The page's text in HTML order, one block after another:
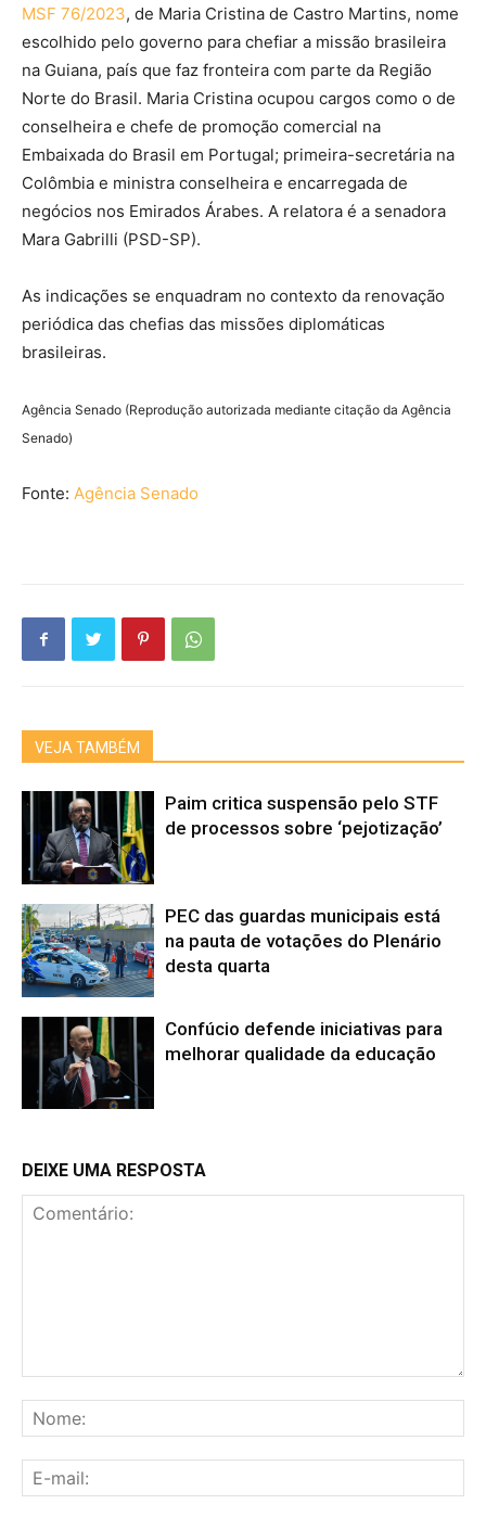
MSF 76/2023, de Maria Cristina de Castro Martins, nome
escolhido pelo governo para chefiar a missão brasileira
na Guiana, país que faz fronteira com parte da Região
Norte do Brasil. Maria Cristina ocupou cargos como o de
conselheira e chefe de promoção comercial na
Embaixada do Brasil em Portugal; primeira-secretária na
Colômbia e ministra conselheira e encarregada de
negócios nos Emirados Árabes. A relatora é a senadora
Mara Gabrilli (PSD-SP).
As indicações se enquadram no contexto da renovação
periódica das chefias das missões diplomáticas
brasileiras.
Agência Senado (Reprodução autorizada mediante citação da Agência
Senado)
Fonte: Agência Senado
VEJA TAMBÉM
Paim critica suspensão pelo STF
de processos sobre ‘pejotização’
PEC das guardas municipais está
na pauta de votações do Plenário
desta quarta
Confúcio defende iniciativas para
melhorar qualidade da educação
DEIXE UMA RESPOSTA